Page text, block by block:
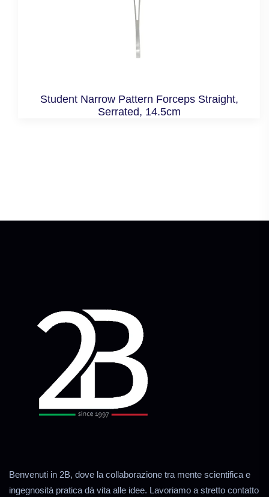
Student Narrow Pattern Forceps Straight,
Serrated, 14.5cm
Benvenuti in 2B, dove la collaborazione tra mente scientifica e
ingegnosità pratica dà vita alle idee. Lavoriamo a stretto contatto